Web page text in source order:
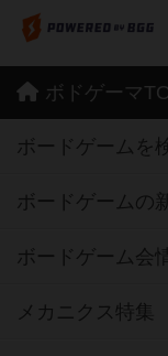
ボドゲーマ
ボードゲームを
ボードゲームの
ボードゲーム会
メカニクス特集